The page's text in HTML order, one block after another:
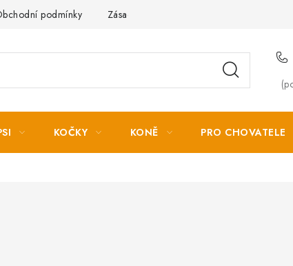
podmínky Zásady zpracování osobních údajů
KOČKY KONĚ PRO CHOVATELE